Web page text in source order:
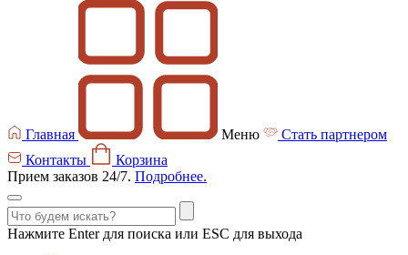
Главная Меню
Стать партнером
Контакты
Корзина
Прием заказов 24/7. Подробнее.
Нажмите Enter для поиска или ESC для выхода